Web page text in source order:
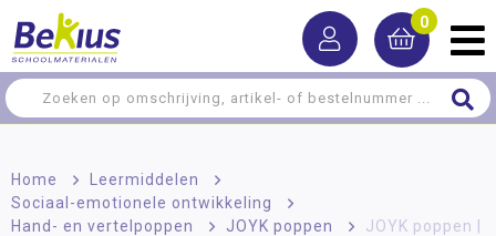
0
Home > Leermiddelen
>
Sociaal-emotionele ontwikkeling
>
Hand- en vertelpoppen
> JOYK poppen >
JOYK poppen |